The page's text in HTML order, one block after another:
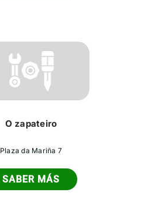
O zapateiro
Plaza da Mariña 7
SABER MÁS